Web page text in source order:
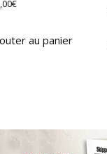
€
au panier